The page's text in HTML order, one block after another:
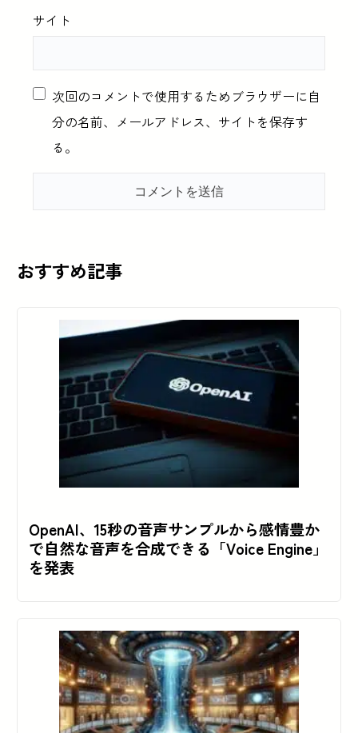
サイト
次回のコメントで使用するためブラウザーに自
分の名前、メールアドレス、サイトを保存す
る。
おすすめ記事
OpenAI、15秒の音声サンプルから感情豊か
で自然な音声を合成できる「Voice Engine」
を発表